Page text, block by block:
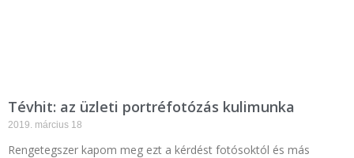
Tévhit: az üzleti portréfotózás kulimunka
2019. március 18
Rengetegszer kapom meg ezt a kérdést fotósoktól és más